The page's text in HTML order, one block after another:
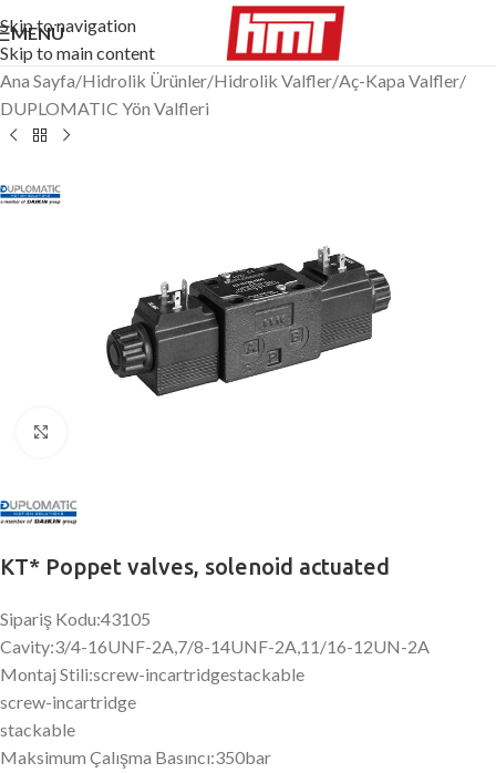
Skip to navigation
Skip to main content
MENÜ
Ana Sayfa/Hidrolik Ürünler/Hidrolik Valfler/Aç-Kapa Valfler/
DUPLOMATIC Yön Valfleri
KT* Poppet valves, solenoid actuated
Sipariş Kodu:43105
Cavity:3/4-16UNF-2A,7/8-14UNF-2A,11/16-12UN-2A
Montaj Stili:screw-incartridgestackable
screw-incartridge
stackable
Maksimum Çalışma Basıncı:350bar